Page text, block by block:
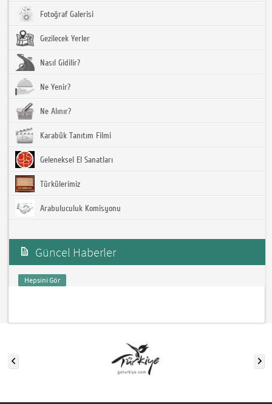
Fotoğraf Galerisi
Gezilecek Yerler
Nasıl Gidilir?
Ne Yenir?
Ne Alınır?
Karabük Tanıtım Filmi
Geleneksel El Sanatları
Türkülerimiz
Arabuluculuk Komisyonu
Güncel Haberler
Hepsini Gör